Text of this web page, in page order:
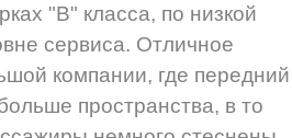
"В" класса, по низкой
сервиса. Отличное
компании, где передний
пространства, в то